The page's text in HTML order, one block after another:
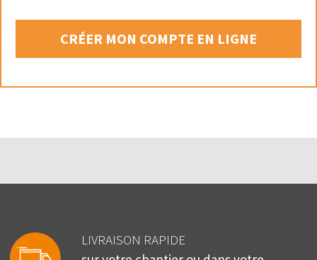
CRÉER MON COMPTE EN LIGNE
LIVRAISON RAPIDE